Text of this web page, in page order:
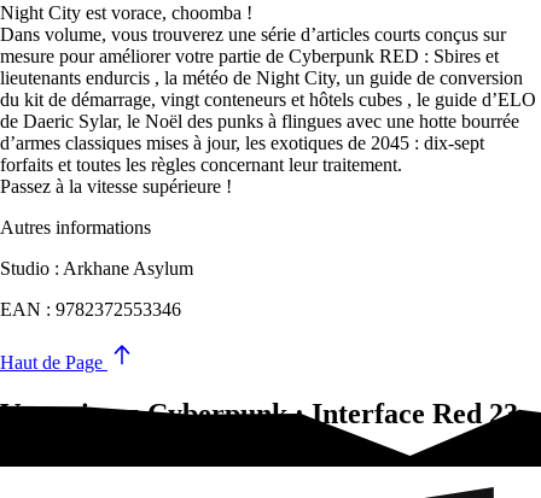
Night City est vorace, choomba !
Dans volume, vous trouverez une série d’articles courts conçus sur
mesure pour améliorer votre partie de Cyberpunk RED : Sbires et
lieutenants endurcis , la météo de Night City, un guide de conversion
du kit de démarrage, vingt conteneurs et hôtels cubes , le guide d’ELO
de Daeric Sylar, le Noël des punks à flingues avec une hotte bourrée
d’armes classiques mises à jour, les exotiques de 2045 : dix-sept
forfaits et toutes les règles concernant leur traitement.
Passez à la vitesse supérieure !
Autres informations
Studio : Arkhane Asylum
EAN : 9782372553346
Haut de Page
Vous aimez Cyberpunk : Interface Red 2?